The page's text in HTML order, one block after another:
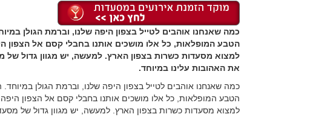
כמה שאנחנו אוהבים לטייל בצפון היפה שלנו, וברמת הגולן
הטבע המופלאות, כל אלו מושכים אותנו בחבלי קסם אל הצפון
למצוא מסעדות כשרות בצפון הארץ. למעשה, יש מגוון גדול של
את האהובות עלינו במיוחד.
כמה שאנחנו אוהבים לטייל בצפון היפה שלנו, וברמת הגולן
הטבע המופלאות, כל אלו מושכים אותנו בחבלי קסם אל הצפון
למצוא מסעדות כשרות בצפון הארץ. למעשה, יש מגוון גדול של